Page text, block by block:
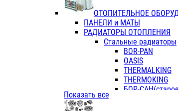
ОТОПИТЕЛЬНОЕ
ПАНЕЛИ и МАТЫ
РАДИАТОРЫ ОТОПЛЕНИЯ
Стальные радиаторы
BOR-PAN
OASIS
THERMALKING
THERMOKING
БОР-
Показать все